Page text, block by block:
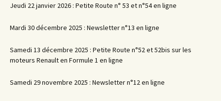
Jeudi 22 janvier 2026 : Petite Route n° 53 et n°54 en ligne
Mardi 30 décembre 2025 : Newsletter n°13 en ligne
Samedi 13 décembre 2025 : Petite Route n°52 et 52bis sur les
moteurs Renault en Formule 1 en ligne
Samedi 29 novembre 2025 : Newsletter n°12 en ligne